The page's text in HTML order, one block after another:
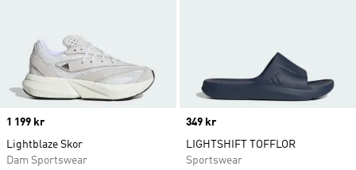
Price
1 199 kr
Lightblaze Skor
Dam Sportswear
Price
349 kr
LIGHTSHIFT TOFFLOR
Sportswear